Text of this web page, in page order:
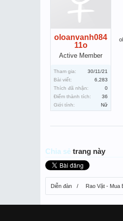
oloanvanh084
11o
Active Member
Tham gia:
30/11/21
Bài viết:
6,283
Thích đã nhận:
0
Điểm thành tích:
36
Giới tính:
Nữ
Chia sẻ trang này
Diễn đàn Rao Vặt - Mua